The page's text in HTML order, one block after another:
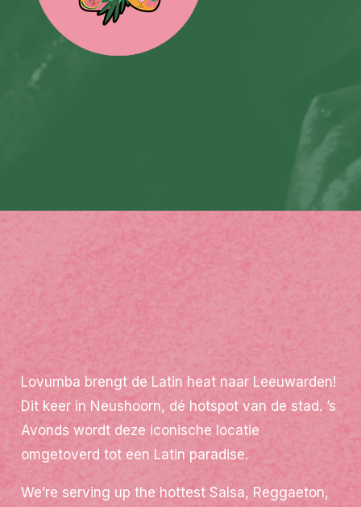
Agenda
Lovumba
Contact
Lovumba brengt de Latin heat naar Leeuwarden!
Dit keer in Neushoorn, dé hotspot van de stad. ’s
Avonds wordt deze iconische locatie
omgetoverd tot een Latin paradise.
We’re serving up the hottest Salsa, Reggaeton,